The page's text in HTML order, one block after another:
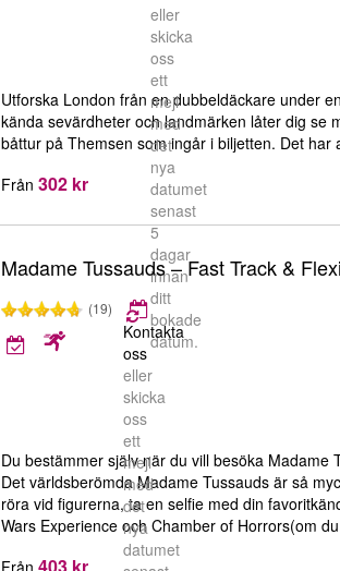
eller
skicka
oss
ett
mejl
med
det
nya
datumet
senast
5
dagar
innan
ditt
bokade
datum.
Utforska London från en dubbeldäckare under
kända sevärdheter och landmärken låter dig se
båttur på Themsen som ingår i biljetten. Det
Från 302 kr
Madame Tussauds – Fast Track &
(19)
Kontakta
oss
eller
skicka
oss
ett
mejl
med
det
nya
datumet
Du bestämmer själv när du vill besöka
Det världsberömda Madame Tussauds är så
röra vid figurerna, ta en selfie med din
Wars Experience och Chamber of Horrors(om
Från 403 kr